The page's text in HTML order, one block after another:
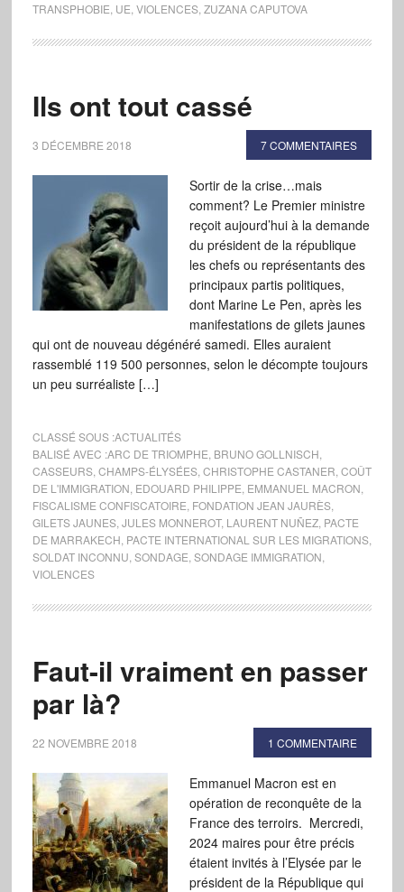
TRANSPHOBIE UE VIOLENCES, ZUZANA CAPUTOVA
Ils ont tout cassé
3 DÉCEMBRE 2018 7 COMMENTAIRES
Sortir de la crise…mais
comment? Le Premier ministre
reçoit aujourd’hui à la demande
du président de la république
les chefs ou représentants des
principaux partis politiques,
dont Marine Le Pen, après les
manifestations de gilets jaunes
qui ont de nouveau dégénéré samedi. Elles auraient
rassemblé 119 500 personnes, selon le décompte toujours
un peu surréaliste […]
CLASSÉ SOUS :ACTUALITÉS
BALISÉ AVEC :ARC DE TRIOMPHE BRUNO GOLLNISCH
CASSEURS, CHAMPS-ÉLYSÉES, CHRISTOPHE CASTANER COÛT
DE L'IMMIGRATION EDOUARD PHILIPPE EMMANUEL MACRON
FISCALISME CONFISCATOIRE FONDATION JEAN JAURÈS,
GILETS JAUNES, JULES MONNEROT, LAURENT NUÑEZ, PACTE
DE MARRAKECH PACTE INTERNATIONAL SUR LES MIGRATIONS,
SOLDAT INCONNU SONDAGE SONDAGE IMMIGRATION
VIOLENCES
Faut-il vraiment en passer
par là?
22 NOVEMBRE 2018 1 COMMENTAIRE
Emmanuel Macron est en
opération de reconquête de la
France des terroirs. Mercredi,
2024 maires pour être précis
étaient invités à l’Elysée par le
président de la République qui